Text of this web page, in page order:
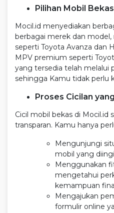
Pilihan Mobil
Mocil.id menyediakan
berbagai merek dan
seperti Toyota Avanza dan
MPV premium seperti
yang tersedia telah melalui
sehingga Kamu tidak perlu
Proses Cicilan
Cicil mobil bekas di Mocil.id
transparan. Kamu hanya
Mengunjungi
mobil yang
Menggunakan
mengetahui
kemampuan
Mengajukan
formulir online